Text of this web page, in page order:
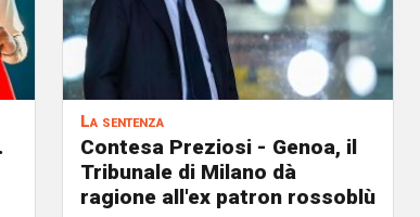
La sentenza
Contesa Preziosi - Genoa, il
Tribunale di Milano dà
ragione all'ex patron rossoblù